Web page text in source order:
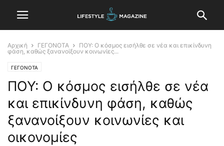
Αρχική ΓΕΓΟΝΟΤΑ
ΠΟΥ: Ο κόσμος εισήλθε σε νέα και επικίνδυνη
φάση, καθώς ξανανοίξουν κοινωνίες...
ΓΕΓΟΝΟΤΑ
ΠΟΥ: Ο κόσμος εισήλθε σε νέα
και επικίνδυνη φάση, καθώς
ξανανοίξουν κοινωνίες και
οικονομίες